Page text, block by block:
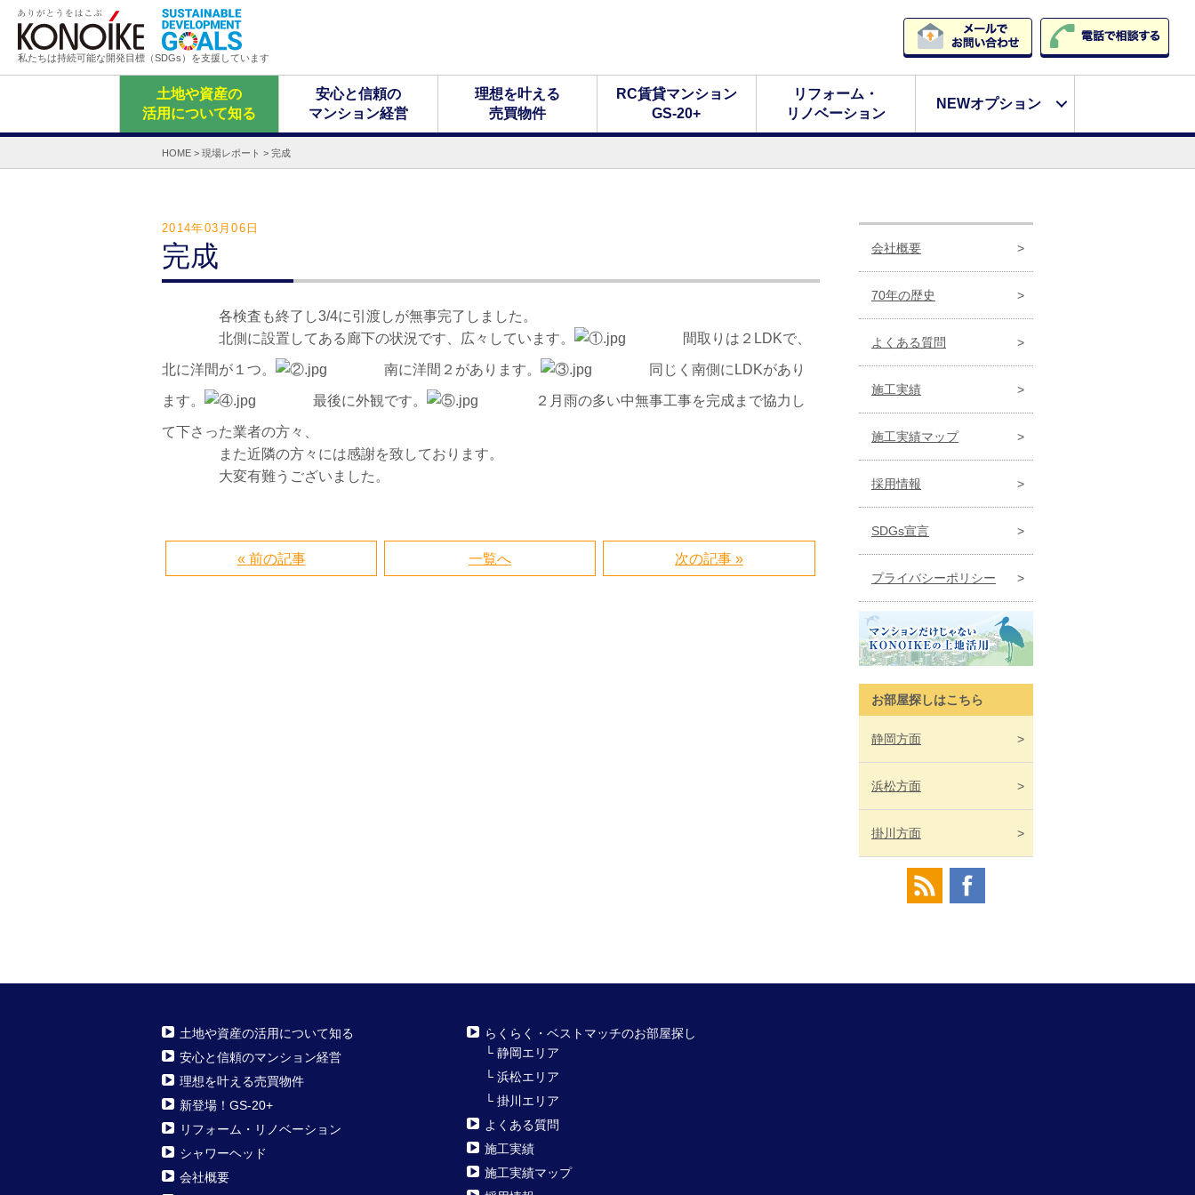
私たちは持続可能な開発目標（SDGs）を支援しています
土地や資産の
活用について知る
安心と信頼の
マンション経営
理想を叶える
売買物件
RC賃貸マンション
GS-20+
リフォーム・
リノベーション
NEWオプション
HOME > 現場レポート > 完成
2014年03月06日
完成
各検査も終了し3/4に引渡しが無事完了しました。
北側に設置してある廊下の状況です、広々しています。
間取りは２LDKで、
北に洋間が１つ。 南に洋間２があります。 同じく南側にLDKがあり
ます。 最後に外観です。 ２月雨の多い中無事工事を完成まで協力し
て下さった業者の方々、
また近隣の方々には感謝を致しております。
大変有難うございました。
« 前の記事 一覧へ 次の記事 »
会社概要
70年の歴史
よくある質問
施工実績
施工実績マップ
採用情報
SDGs宣言
プライバシーポリシー
お部屋探しはこちら
静岡方面
浜松方面
掛川 方面
土地や資産の活用について知る
安心と信頼のマンション経営
理想を叶える売買物件
新登場！GS-20+
リフォーム・リノベーション
シャワーヘッド
会社概要
らくらく・ベストマッチのお部屋探し
└ 静岡エリア
└ 浜松エリア
└ 掛川エリア
よくある質問
施工実績
施工実績マップ